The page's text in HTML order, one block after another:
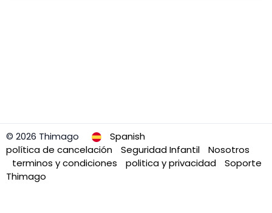
© 2026 Thimago
Spanish
política de cancelación
Seguridad Infantil
Nosotros
terminos y condiciones
politica y privacidad
Soporte
Thimago